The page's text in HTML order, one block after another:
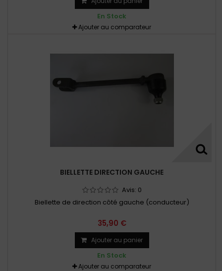
En Stock
Ajouter au comparateur
BIELLETTE DIRECTION GAUCHE
Avis: 0
Biellette de direction côté gauche (conducteur)
35,90 €
Ajouter au panier
En Stock
Ajouter au comparateur